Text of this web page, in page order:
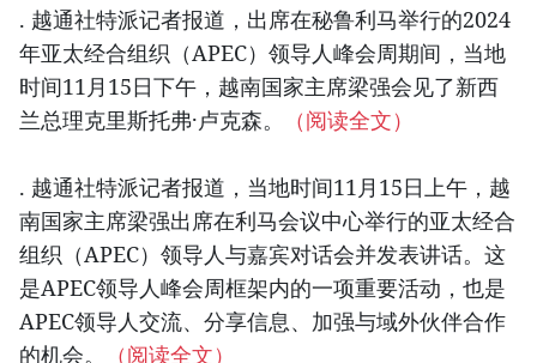
. 越通社特派记者报道，出席在秘鲁利马举行的2024
年亚太经合组织（APEC）领导人峰会周期间，当地
时间11月15日下午，越南国家主席梁强会见了新西
兰总理克里斯托弗·卢克森。
（阅读全文）
. 越通社特派记者报道，当地时间11月15日上午，越
南国家主席梁强出席在利马会议中心举行的亚太经合
组织（APEC）领导人与嘉宾对话会并发表讲话。这
是APEC领导人峰会周框架内的一项重要活动，也是
APEC领导人交流、分享信息、加强与域外伙伴合作
的机会。
（阅读全文）